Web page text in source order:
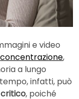
e video
concentrazione,
a lungo
infatti, può
, poiché